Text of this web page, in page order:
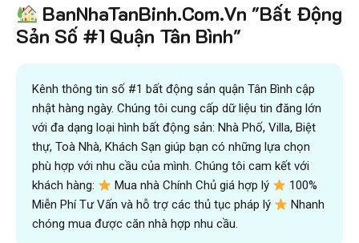
BanNhaTanBinh.Com.Vn "Bất Động
Sản Số #1 Quận Tân Bình"
Kênh thông tin số #1 bất động sản quận Tân Bình cập
nhật hàng ngày. Chúng tôi cung cấp dữ liệu tin đăng lớn
với đa dạng loại hình bất động sản: Nhà Phố, Villa, Biệt
thự, Toà Nhà, Khách Sạn giúp bạn có những lựa chọn
phù hợp với nhu cầu của mình. Chúng tôi cam kết với
khách hàng:
Mua nhà Chính Chủ giá hợp lý
100%
Miễn Phí Tư Vấn và hỗ trợ các thủ tục pháp lý
Nhanh
chóng mua được căn nhà hợp nhu cầu.